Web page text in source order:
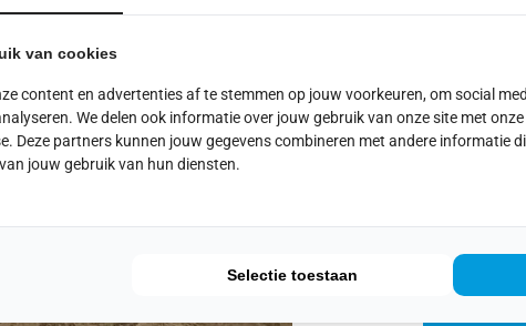
Maar wij kunnen
maken en de
Zien wij jou
van cookies
content en advertenties af te stemmen op jouw voorkeuren, om social
We delen ook informatie over jouw gebruik van onze site met
Deze partners kunnen jouw gegevens combineren met andere informatie
jouw gebruik van hun diensten.
Selectie toestaan